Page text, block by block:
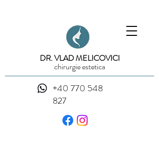
+40 770 548
827
DR. VLAD MELICOVICI
chirurgie estetica